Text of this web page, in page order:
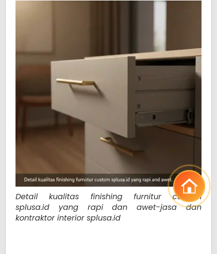
Detail kualitas finishing furnitur custom
splusa.id yang rapi dan awet-jasa dan
kontraktor interior splusa.id